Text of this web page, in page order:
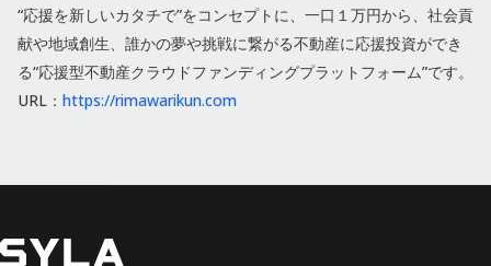
“応援を新しいカタチで”をコンセプトに、一口１万円から、社会貢
献や地域創生、誰かの夢や挑戦に繋がる不動産に応援投資ができ
る“応援型不動産クラウドファンディングプラットフォーム”です。
URL： https://rimawarikun.com